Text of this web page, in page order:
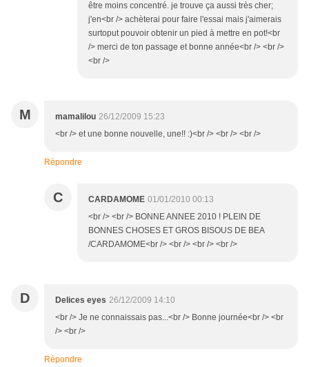
être moins concentré. je trouve ça aussi très cher;
j'en<br /> achèterai pour faire l'essai mais j'aimerais
surtoput pouvoir obtenir un pied à mettre en pot!<br
/> merci de ton passage et bonne année<br /> <br />
<br />
M mamalilou 26/12/2009 15:23
<br /> et une bonne nouvelle, une!! :)<br /> <br /> <br />
Répondre
C CARDAMOME 01/01/2010 00:13
<br /> <br /> BONNE ANNEE 2010 ! PLEIN DE
BONNES CHOSES ET GROS BISOUS DE BEA
/CARDAMOME<br /> <br /> <br /> <br />
D Delices eyes 26/12/2009 14:10
<br /> Je ne connaissais pas...<br /> Bonne journée<br /> <br
/> <br />
Répondre